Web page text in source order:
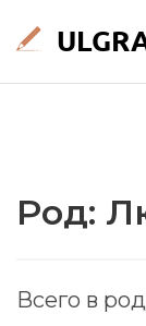
Род:
Всего в